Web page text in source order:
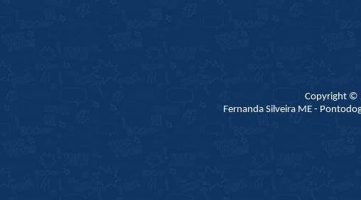
Copyright ©
Fernanda Silveira ME -